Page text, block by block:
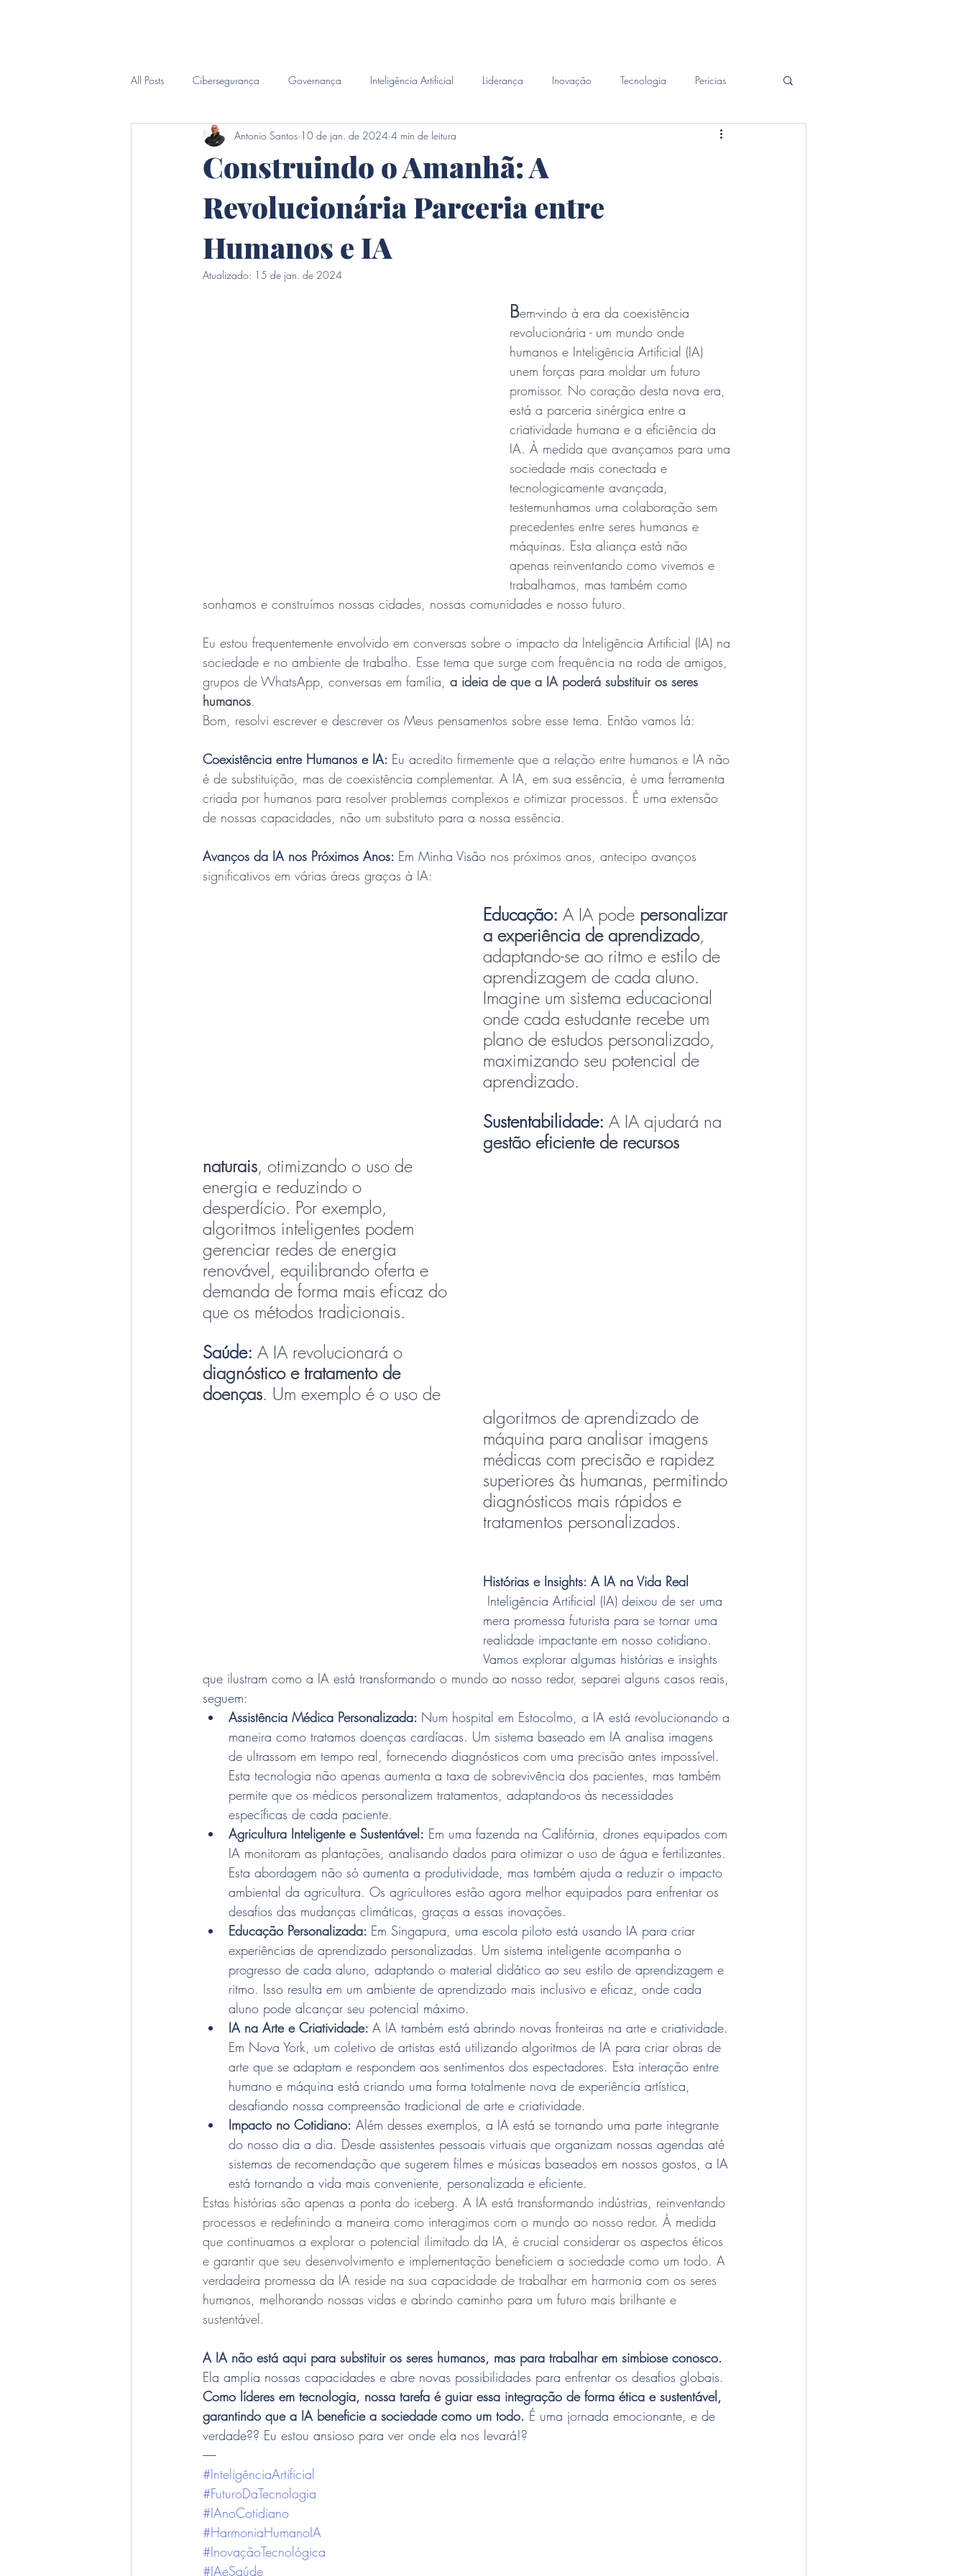
All Posts Cibersegurança Governança Inteligência Artificial Liderança Inovação Tecnologia Pericias
Inteligência Forense
Construindo o Amanhã: A
Revolucionária Parceria entre
Humanos e IA
Antonio Santos 10 de jan. de 2024 4 min de leitura
Atualizado: 15 de jan. de 2024
Bem-vindo à era da coexistência
revolucionária - um mundo onde
humanos e Inteligência Artificial (IA)
unem forças para moldar um futuro
promissor. No coração desta nova era,
está a parceria sinérgica entre a
criatividade humana e a eficiência da
IA. À medida que avançamos para uma
sociedade mais conectada e
tecnologicamente avançada,
testemunhamos uma colaboração sem
precedentes entre seres humanos e
máquinas. Esta aliança está não
apenas reinventando como vivemos e
trabalhamos, mas também como
sonhamos e construímos nossas cidades, nossas comunidades e nosso futuro.
Eu estou frequentemente envolvido em conversas sobre o impacto da Inteligência Artificial (IA) na
sociedade e no ambiente de trabalho. Esse tema que surge com frequência na roda de amigos,
grupos de WhatsApp, conversas em família, a ideia de que a IA poderá substituir os seres
humanos.
Bom, resolvi escrever e descrever os Meus pensamentos sobre esse tema. Então vamos lá:
Coexistência entre Humanos e IA: Eu acredito firmemente que a relação entre humanos e IA não
é de substituição, mas de coexistência complementar. A IA, em sua essência, é uma ferramenta
criada por humanos para resolver problemas complexos e otimizar processos. É uma extensão
de nossas capacidades, não um substituto para a nossa essência.
Avanços da IA nos Próximos Anos: Em Minha Visão nos próximos anos, antecipo avanços
significativos em várias áreas graças à IA:
Educação: A IA pode personalizar
a experiência de aprendizado,
adaptando-se ao ritmo e estilo de
aprendizagem de cada aluno.
Imagine um sistema educacional
onde cada estudante recebe um
plano de estudos personalizado,
maximizando seu potencial de
aprendizado.
Sustentabilidade: A IA ajudará na
gestão eficiente de recursos
naturais, otimizando o uso de
energia e reduzindo o
desperdício. Por exemplo,
algoritmos inteligentes podem
gerenciar redes de energia
renovável, equilibrando oferta e
demanda de forma mais eficaz do
que os métodos tradicionais.
Saúde: A IA revolucionará o
diagnóstico e tratamento de
doenças. Um exemplo é o uso de
algoritmos de aprendizado de
máquina para analisar imagens
médicas com precisão e rapidez
superiores às humanas, permitindo
diagnósticos mais rápidos e
tratamentos personalizados.
Histórias e Insights: A IA na Vida Real
mera promessa futurista para se tornar uma
realidade impactante em nosso cotidiano.
Vamos explorar algumas histórias e insights
que ilustram como a IA está transformando o mundo ao nosso redor, separei alguns casos reais,
seguem:
Assistência Médica Personalizada: Num hospital em Estocolmo, a IA está revolucionando a
maneira como tratamos doenças cardíacas. Um sistema baseado em IA analisa imagens
de ultrassom em tempo real, fornecendo diagnósticos com uma precisão antes impossível.
Esta tecnologia não apenas aumenta a taxa de sobrevivência dos pacientes, mas também
permite que os médicos personalizem tratamentos, adaptando-os às necessidades
específicas de cada paciente.
Agricultura Inteligente e Sustentável: Em uma fazenda na Califórnia, drones equipados com
IA monitoram as plantações, analisando dados para otimizar o uso de água e fertilizantes.
Esta abordagem não só aumenta a produtividade, mas também ajuda a reduzir o impacto
ambiental da agricultura. Os agricultores estão agora melhor equipados para enfrentar os
desafios das mudanças climáticas, graças a essas inovações.
Educação Personalizada: Em Singapura, uma escola piloto está usando IA para criar
experiências de aprendizado personalizadas. Um sistema inteligente acompanha o
progresso de cada aluno, adaptando o material didático ao seu estilo de aprendizagem e
ritmo. Isso resulta em um ambiente de aprendizado mais inclusivo e eficaz, onde cada
aluno pode alcançar seu potencial máximo.
IA na Arte e Criatividade: A IA também está abrindo novas fronteiras na arte e criatividade.
Em Nova York, um coletivo de artistas está utilizando algoritmos de IA para criar obras de
arte que se adaptam e respondem aos sentimentos dos espectadores. Esta interação entre
humano e máquina está criando uma forma totalmente nova de experiência artística,
desafiando nossa compreensão tradicional de arte e criatividade.
Impacto no Cotidiano: Além desses exemplos, a IA está se tornando uma parte integrante
do nosso dia a dia. Desde assistentes pessoais virtuais que organizam nossas agendas até
sistemas de recomendação que sugerem filmes e músicas baseados em nossos gostos, a IA
está tornando a vida mais conveniente, personalizada e eficiente.
Estas histórias são apenas a ponta do iceberg. A IA está transformando indústrias, reinventando
processos e redefinindo a maneira como interagimos com o mundo ao nosso redor. À medida
que continuamos a explorar o potencial ilimitado da IA, é crucial considerar os aspectos éticos
e garantir que seu desenvolvimento e implementação beneficiem a sociedade como um todo. A
verdadeira promessa da IA reside na sua capacidade de trabalhar em harmonia com os seres
humanos, melhorando nossas vidas e abrindo caminho para um futuro mais brilhante e
sustentável.
A IA não está aqui para substituir os seres humanos, mas para trabalhar em simbiose conosco.
Ela amplia nossas capacidades e abre novas possibilidades para enfrentar os desafios globais.
Como líderes em tecnologia, nossa tarefa é guiar essa integração de forma ética e sustentável,
garantindo que a IA beneficie a sociedade como um todo. É uma jornada emocionante, e de
verdade?? Eu estou ansioso para ver onde ela nos levará!?
------
#InteligênciaArtificial
#FuturoDaTecnologia
#IAnoCotidiano
#HarmoniaHumanoIA
#InovaçãoTecnológica
#IAeSaúde